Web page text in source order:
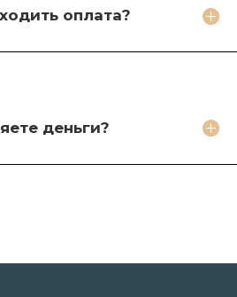
оплата?
деньги?
волосы?
сделать?
волосы Вам?
мои волосы?